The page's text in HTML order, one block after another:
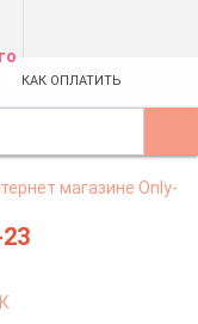
КАК ОПЛАТИТЬ